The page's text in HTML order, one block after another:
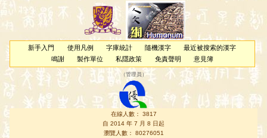
新手入門 使用凡例 字庫統計 隨機漢字
最近被搜索的漢字
鳴謝
製作單位 私隱政策 免責聲明 意見簿
（管理員 ）
在線人數： 3817
自 2014 年 7 月 8 日起
瀏覽人數： 80276051